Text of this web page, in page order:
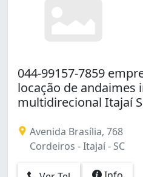
044-99157-7859
locação de andaimes
multidirecional Itajaí
Avenida Brasília, 768
Cordeiros - Itajaí - SC